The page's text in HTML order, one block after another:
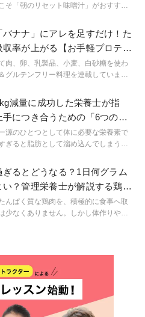
そ「朝のリセット味噌汁」がおすすめ
バナナ」にアレを足すだけ！た
収率が上がる【お手軽プロテイ
肉、卵、乳製品、小麦、白砂糖を使わ
グルテンフリー料理を連載していま
だと地球に優しいレシピ」を旬の野菜
者は、【VeganGlutenfreeマンツーマン
学校YOKO】を主催する獣医師&栄養学
も3人子育てママ。医学と栄養のプロと
養を重視した「ヴィーガン＆グルテン
減量に成功した栄養士が指
につき合うための「6つのポ
源のひとつとして体に必要な栄養素で
ぎると脂肪として溜め込んでしまうた
名子さんの著書『老けない体をつく
10分おかず』 (ART NEXT)より、糖質
ための6つのポイントを紹介します。
るとどうなる？1日何グラム
い？管理栄養士が解説する鶏肉
は
んぱく質な鶏肉を、積極的に食事へ取
少なくありません。しかし体作りや美